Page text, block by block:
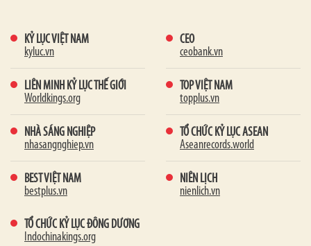
KỶ LỤC VIỆT NAM
kyluc.vn
CEO
ceobank.vn
LIÊN MINH KỶ LỤC THẾ GIỚI
Worldkings.org
TOP VIỆT NAM
topplus.vn
NHÀ SÁNG NGHIỆP
nhasangnghiep.vn
TỔ CHỨC KỶ LỤC ASEAN
Aseanrecords.world
BEST VIỆT NAM
bestplus.vn
NIÊN LỊCH
nienlich.vn
TỔ CHỨC KỶ LỤC ĐÔNG DƯƠNG
Indochinakings.org